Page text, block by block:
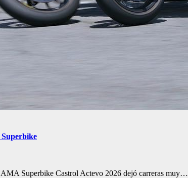
Superbike
Superbike Castrol Actevo 2026 dejó carreras muy…